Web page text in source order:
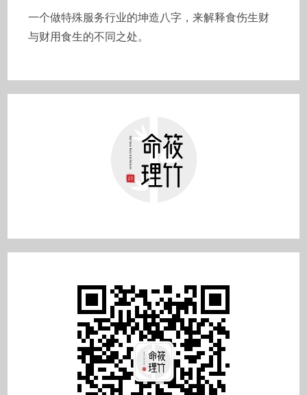
一个做特殊服务行业的坤造八字，来解释食伤生财
与财用食生的不同之处。